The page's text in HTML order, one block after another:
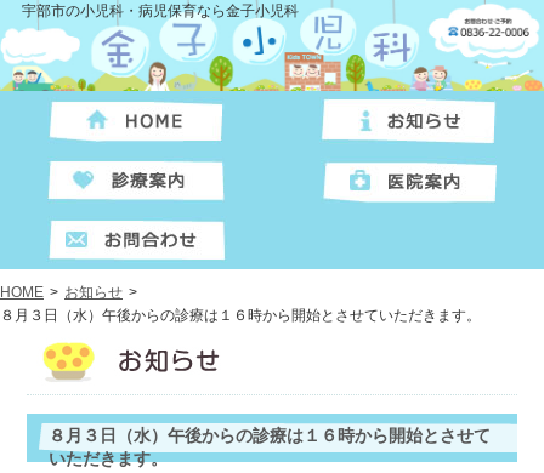
宇部市の小児科・病児保育なら金子小児科
HOME > お知らせ >
８月３日（水）午後からの診療は１６時から開始とさせていただきます。
８月３日（水）午後からの診療は１６時から開始とさせて
いただきます。